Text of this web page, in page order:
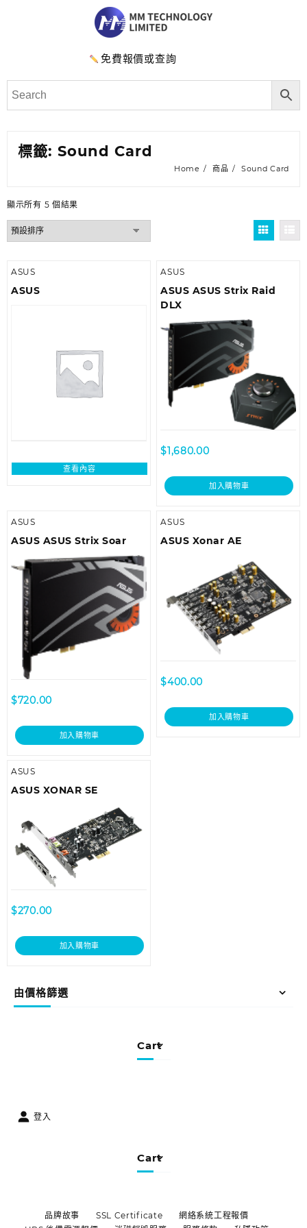
免費報價或查詢
由價格篩選
Cart
標籤: Sound Card
Home 商品 Sound Card
顯示所有 5 個結果
ASUS
ASUS
查看內容
ASUS
ASUS ASUS Strix Raid
DLX
$1,680.00
加入購物車
ASUS
ASUS ASUS Strix Soar
$720.00
加入購物車
ASUS
ASUS Xonar AE
$400.00
加入購物車
ASUS
ASUS XONAR SE
$270.00
加入購物車
登入
Cart
品牌故事 SSL Certificate
網絡系統工程報價